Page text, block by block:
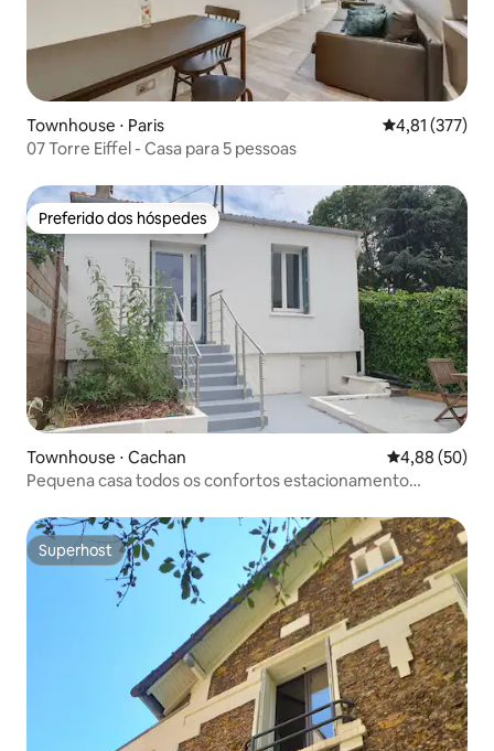
Townhouse ⋅ Paris 4,81 de uma
4,81 (377)
07 Torre Eiffel - Casa para 5 pessoas
Preferido dos hóspedes
Preferido dos hóspedes
Townhouse ⋅ Cachan 4,88 de uma
4,88 (50)
Pequena casa todos os confortos estacionamento
Superhost
Superhost